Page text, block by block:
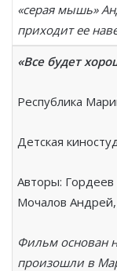
«серая мышь»
приходит ее
«Все будет
Республика
Детская
Авторы:
Мочалов
Фильм основан
произошли в